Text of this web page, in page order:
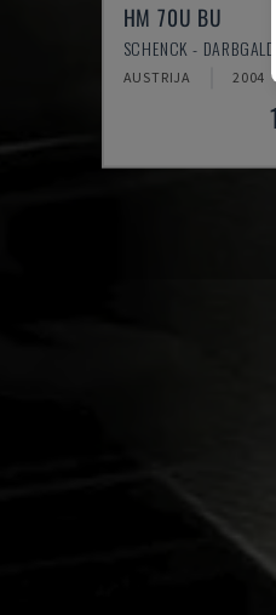
HM 70U BU
SCHENCK - DARBGALDI
AUSTRIJA 2004